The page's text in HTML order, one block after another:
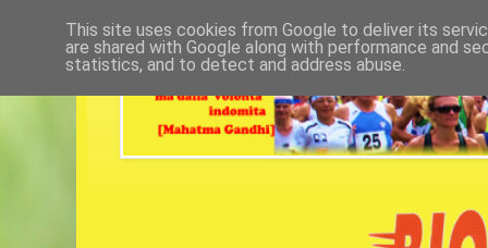
This site uses cookies from Google to deliver its
are shared with Google along with performance and
statistics, and to detect and address abuse.